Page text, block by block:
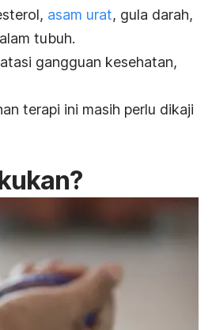
asam urat, gula darah,
tubuh.
gangguan kesehatan,
terapi ini masih perlu dikaji